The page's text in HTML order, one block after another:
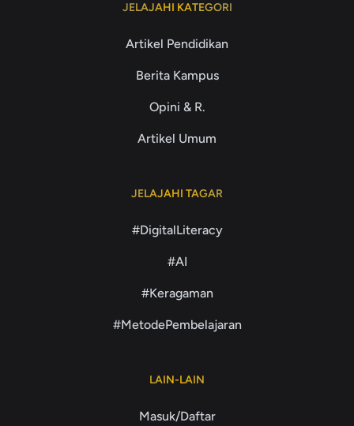
JELAJAHI KATEGORI
Artikel Pendidikan
Berita Kampus
Opini & R.
Artikel Umum
JELAJAHI TAGAR
#DigitalLiteracy
#AI
#Keragaman
#MetodePembelajaran
LAIN-LAIN
Masuk/Daftar